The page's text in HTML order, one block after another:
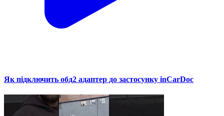
Як підключить обд2 адаптер до застосунку inCarDoc